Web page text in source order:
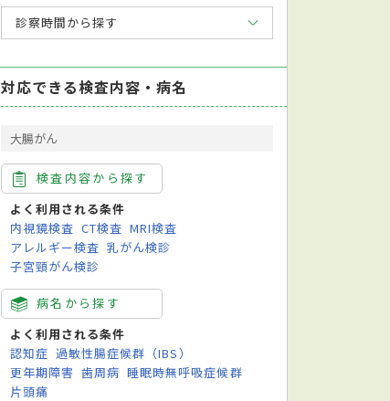
診察時間から探す
対応できる検査内容・病名
大腸がん
検査内容から探す
よく利用される条件
内視鏡検査 CT検査 MRI検査
アレルギー検査 乳がん検診
子宮頸がん検診
病名から探す
よく利用される条件
認知症 過敏性腸症候群（IBS）
更年期障害 歯周病 睡眠時無呼吸症候群
片頭痛